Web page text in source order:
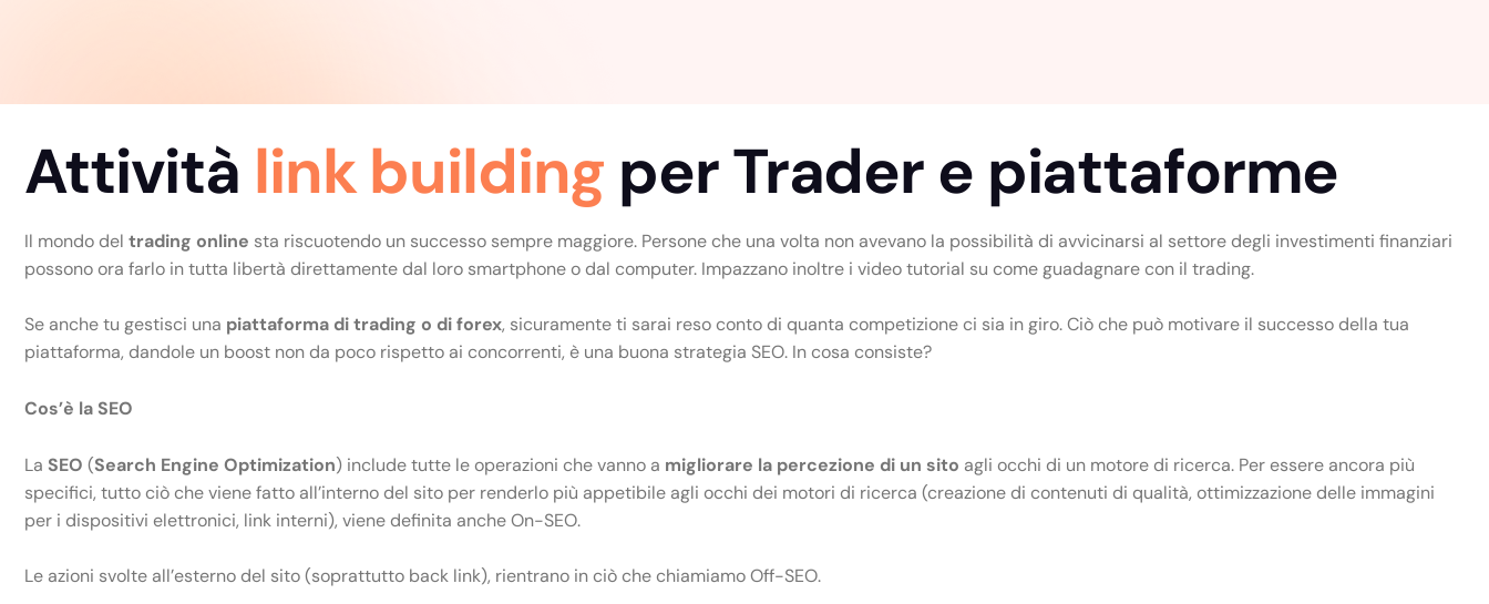
Attività link building per Trader e piattaforme
Il mondo del trading online sta riscuotendo un successo sempre maggiore. Persone che una volta non avevano la possibilità di avvicinarsi al settore degli investimenti finanziari
possono ora farlo in tutta libertà direttamente dal loro smartphone o dal computer. Impazzano inoltre i video tutorial su come guadagnare con il trading.
Se anche tu gestisci una piattaforma di trading o di forex, sicuramente ti sarai reso conto di quanta competizione ci sia in giro. Ciò che può motivare il successo della tua
piattaforma, dandole un boost non da poco rispetto ai concorrenti, è una buona strategia SEO. In cosa consiste?
Cos’è la SEO
La SEO (Search Engine Optimization) include tutte le operazioni che vanno a migliorare la percezione di un sito agli occhi di un motore di ricerca. Per essere ancora più
specifici, tutto ciò che viene fatto all’interno del sito per renderlo più appetibile agli occhi dei motori di ricerca (creazione di contenuti di qualità, ottimizzazione delle immagini
per i dispositivi elettronici, link interni), viene definita anche On-SEO.
Le azioni svolte all’esterno del sito (soprattutto back link), rientrano in ciò che chiamiamo Off-SEO.